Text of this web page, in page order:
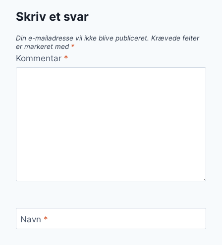
Skriv et svar
Din e-mailadresse vil ikke blive publiceret. Krævede felter
er markeret med *
Kommentar *
Navn *